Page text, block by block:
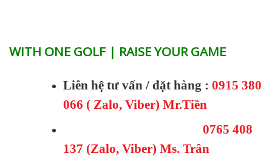
WITH ONE GOLF | RAISE YOUR GAME
Liên hệ tư vấn / đặt hàng : 0915 380
066 ( Zalo, Viber) Mr.Tiền
0765 408
137 (Zalo, Viber) Ms. Trân